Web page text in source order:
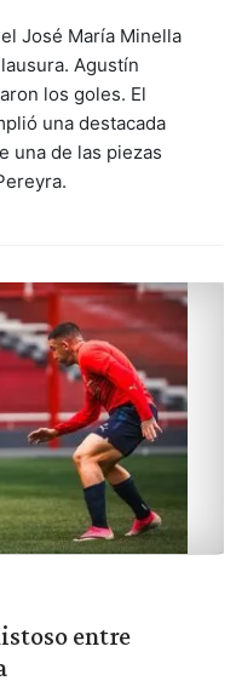
José María Minella
Agustín
los goles. El
una destacada
una de las piezas
entre